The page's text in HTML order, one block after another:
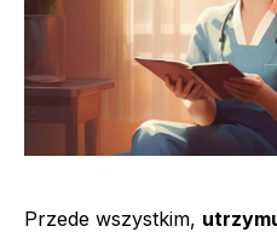
Przede wszystkim,